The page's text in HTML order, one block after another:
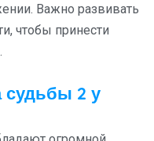
Важно развивать
чтобы принести
судьбы 2 у